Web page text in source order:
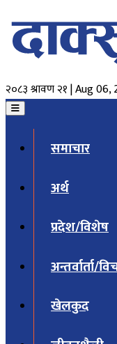
२०८३ श्रावण २१ | Aug 06,
समाचार
अर्थ
प्रदेश/विशेष
अन्तर्वार्ता/
खेलकुद